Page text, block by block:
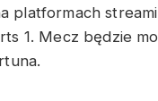
platformach
1. Mecz będzie